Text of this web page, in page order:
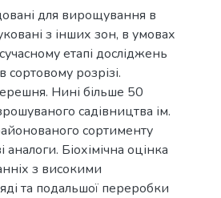
для вирощування в
з інших зон, в умовах
етапі досліджень
сортовому розрізі.
Нині більше 50
садівництва ім.
сортименту
Біохімічна оцінка
з високими
та подальшої переробки